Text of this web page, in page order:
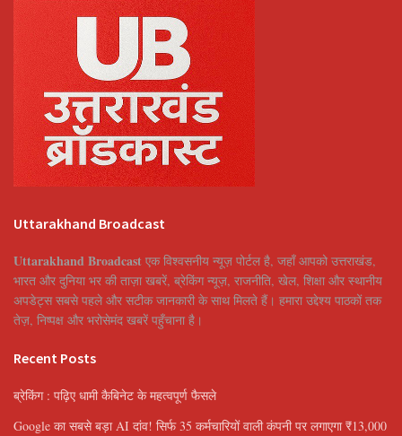
Uttarakhand Broadcast
Uttarakhand Broadcast एक विश्वसनीय न्यूज़ पोर्टल है, जहाँ आपको उत्तराखंड,
भारत और दुनिया भर की ताज़ा खबरें, ब्रेकिंग न्यूज़, राजनीति, खेल, शिक्षा और स्थानीय
अपडेट्स सबसे पहले और सटीक जानकारी के साथ मिलते हैं। हमारा उद्देश्य पाठकों तक
तेज़, निष्पक्ष और भरोसेमंद खबरें पहुँचाना है।
Recent Posts
ब्रेकिंग : पढ़िए धामी कैबिनेट के महत्वपूर्ण फैसले
Google का सबसे बड़ा AI दांव! सिर्फ 35 कर्मचारियों वाली कंपनी पर लगाएगा ₹13,000